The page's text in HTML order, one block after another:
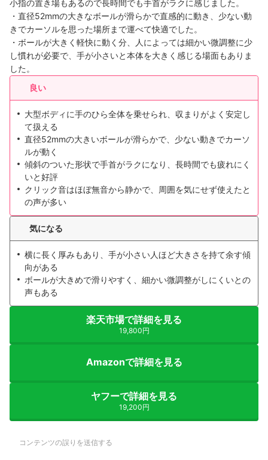
小指の置き場もあるので長時間でも手首がラクに感じました。
・直径52mmの大きなボールが滑らかで直感的に動き、少ない動
きでカーソルを思った場所まで運べて快適でした。
・ボールが大きく軽快に動く分、人によっては細かい微調整に少
し慣れが必要で、手が小さいと本体を大きく感じる場面もありま
した。
良い
大型ボディに手のひら全体を乗せられ、収まりがよく安定し
て扱える
直径52mmの大きいボールが滑らかで、少ない動きでカーソ
ルが動く
傾斜のついた形状で手首がラクになり、長時間でも疲れにく
いと好評
クリック音はほぼ無音から静かで、周囲を気にせず使えたと
の声が多い
気になる
横に長く厚みもあり、手が小さい人ほど大きさを持て余す傾
向がある
ボールが大きめで滑りやすく、細かい微調整がしにくいとの
声もある
楽天市場で詳細を見る
19,800円
Amazonで詳細を見る
ヤフーで詳細を見る
19,200円
コンテンツの誤りを送信する